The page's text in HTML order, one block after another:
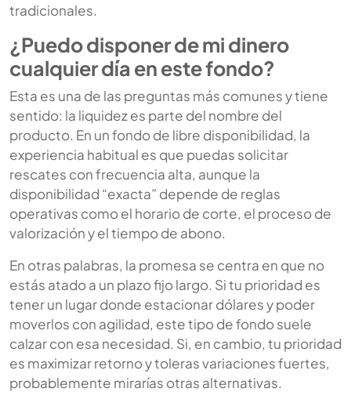
tradicionales.
¿Puedo disponer de mi dinero
cualquier día en este fondo?
Esta es una de las preguntas más comunes y tiene
sentido: la liquidez es parte del nombre del
producto. En un fondo de libre disponibilidad, la
experiencia habitual es que puedas solicitar
rescates con frecuencia alta, aunque la
disponibilidad “exacta” depende de reglas
operativas como el horario de corte, el proceso de
valorización y el tiempo de abono.
En otras palabras, la promesa se centra en que no
estás atado a un plazo fijo largo. Si tu prioridad es
tener un lugar donde estacionar dólares y poder
moverlos con agilidad, este tipo de fondo suele
calzar con esa necesidad. Si, en cambio, tu prioridad
es maximizar retorno y toleras variaciones fuertes,
probablemente mirarías otras alternativas.